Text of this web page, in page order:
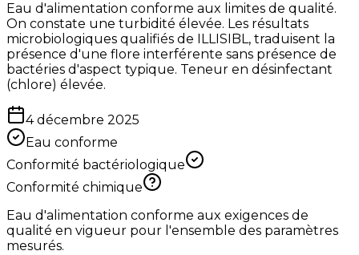
Eau d'alimentation conforme aux limites de qualité.
On constate une turbidité élevée. Les résultats
microbiologiques qualifiés de ILLISIBL, traduisent la
présence d'une flore interférente sans présence de
bactéries d'aspect typique. Teneur en désinfectant
(chlore) élevée.
4 décembre 2025
Eau conforme
Conformité bactériologique
Conformité chimique
Eau d'alimentation conforme aux exigences de
qualité en vigueur pour l'ensemble des paramètres
mesurés.